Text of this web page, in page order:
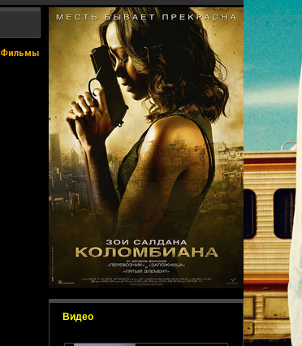
Видео
Фильмы